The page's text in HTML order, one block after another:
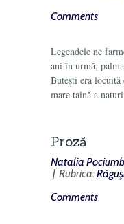
Comments
Legendele ne
ani în urmă,
Butești era locuită
mare taină a
Proză
Natalia
| Rubrica:
Comments